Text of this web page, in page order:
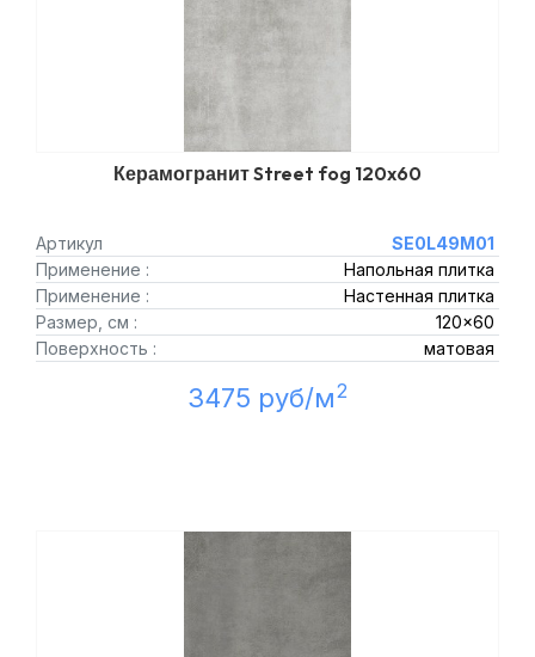
Керамогранит Street fog 120x60
Артикул
SE0L49M01
Применение :
Напольная плитка
Применение :
Настенная плитка
Размер, см :
120x60
Поверхность :
матовая
3475 руб/м2